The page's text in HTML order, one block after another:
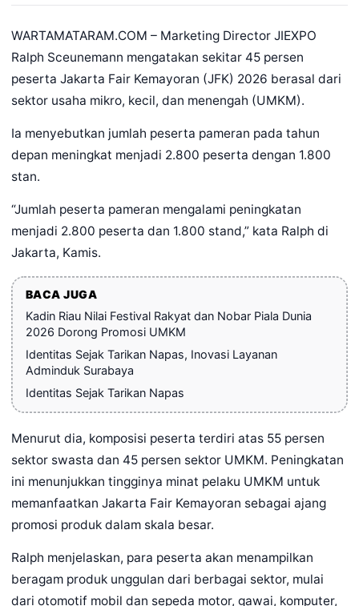
WARTAMATARAM.COM – Marketing Director JIEXPO
Ralph Sceunemann mengatakan sekitar 45 persen
peserta Jakarta Fair Kemayoran (JFK) 2026 berasal dari
sektor usaha mikro, kecil, dan menengah (UMKM).
Ia menyebutkan jumlah peserta pameran pada tahun
depan meningkat menjadi 2.800 peserta dengan 1.800
stan.
“Jumlah peserta pameran mengalami peningkatan
menjadi 2.800 peserta dan 1.800 stand,” kata Ralph di
Jakarta, Kamis.
BACA JUGA
Kadin Riau Nilai Festival Rakyat dan Nobar Piala Dunia
2026 Dorong Promosi UMKM
Identitas Sejak Tarikan Napas, Inovasi Layanan
Adminduk Surabaya
Identitas Sejak Tarikan Napas
Menurut dia, komposisi peserta terdiri atas 55 persen
sektor swasta dan 45 persen sektor UMKM. Peningkatan
ini menunjukkan tingginya minat pelaku UMKM untuk
memanfaatkan Jakarta Fair Kemayoran sebagai ajang
promosi produk dalam skala besar.
Ralph menjelaskan, para peserta akan menampilkan
beragam produk unggulan dari berbagai sektor, mulai
dari otomotif mobil dan sepeda motor, gawai, komputer,